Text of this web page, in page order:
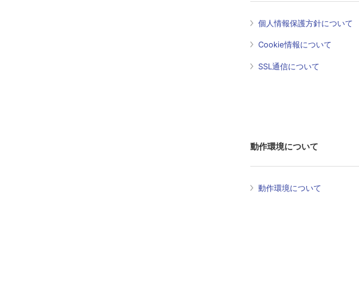
個人情報保護方針について
Cookie情報について
SSL通信について
動作環境について
動作環境について